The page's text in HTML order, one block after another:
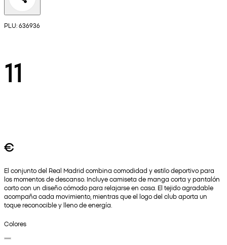
PLU: 636936
11
€
El conjunto del Real Madrid combina comodidad y estilo deportivo para
los momentos de descanso. Incluye camiseta de manga corta y pantalón
corto con un diseño cómodo para relajarse en casa. El tejido agradable
acompaña cada movimiento, mientras que el logo del club aporta un
toque reconocible y lleno de energía.
Colores